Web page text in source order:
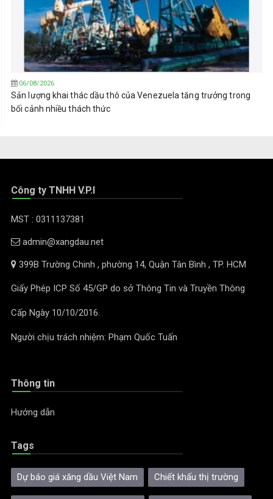
06/08/2026
Sản lượng khai thác dầu thô của Venezuela tăng trưởng trong
bối cảnh nhiều thách thức
Công ty TNHH V.P.I
MST : 0311137381
admin@xangdau.net
399B Trường Chinh , phường 14, Quận Tân Bình , TP. HCM
Giấy Phép ICP Số 45/GP do sở Thông Tin và Truyền Thông
Cấp Ngày 10/10/2016.
Người chịu trách nhiệm: Phạm Quốc Tuấn
Thông tin
Hướng dẫn
Tags
Dự báo giá xăng dầu Việt Nam Chiết khấu thị trường